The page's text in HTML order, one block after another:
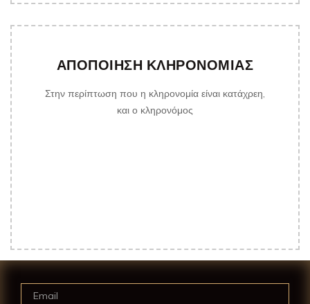
ΑΠΟΠΟΙΗΣΗ ΚΛΗΡΟΝΟΜΙΑΣ
Στην περίπτωση που η κληρονομία είναι κατάχρεη,
και ο κληρονόμος